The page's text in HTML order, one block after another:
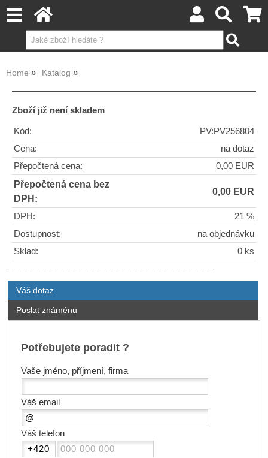
Home Katalog
Zboží již není skladem
Kód:
PV:PV256804
Cena:
na dotaz
Přepočtená cena:
0,00 EUR
Přepočtená cena bez
DPH:
0,00 EUR
DPH:
21 %
Dostupnost:
na objednávku
Sklad:
0 ks
Váš dotaz
Poslat známénu
Potřebujete poradit ?
Vaše jméno, příjmení, firma
Váš email
Váš telefon